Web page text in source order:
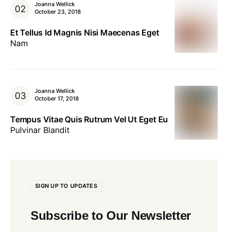
Joanna Wellick
October 23, 2018
Et Tellus Id Magnis Nisi Maecenas Eget
Nam
Joanna Wellick
October 17, 2018
Tempus Vitae Quis Rutrum Vel Ut Eget Eu
Pulvinar Blandit
SIGN UP TO UPDATES
Subscribe to Our Newsletter